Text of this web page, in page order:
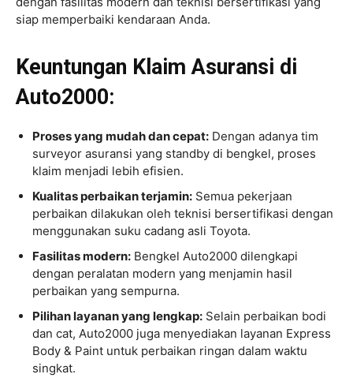
siap memperbaiki kendaraan Anda.
Keuntungan Klaim Asuransi di
Auto2000:
Proses yang mudah dan cepat: Dengan adanya tim
surveyor asuransi yang standby di bengkel, proses
klaim menjadi lebih efisien.
Kualitas perbaikan terjamin: Semua pekerjaan
perbaikan dilakukan oleh teknisi bersertifikasi dengan
menggunakan suku cadang asli Toyota.
Fasilitas modern: Bengkel Auto2000 dilengkapi
dengan peralatan modern yang menjamin hasil
perbaikan yang sempurna.
Pilihan layanan yang lengkap: Selain perbaikan bodi
dan cat, Auto2000 juga menyediakan layanan Express
Body & Paint untuk perbaikan ringan dalam waktu
singkat.